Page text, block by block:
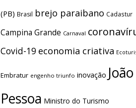
(PB) Brasil brejo paraibano Cadastur
Campina Grande Carnaval
Covid-19 economia criativa
Embratur engenho triunfo inovação João
Pessoa Ministro do Turismo